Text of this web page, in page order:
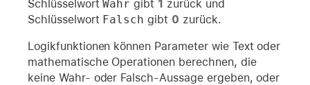
SchlüsselwortWahr gibt 1 zurück und
Schlüsselwort Falsch gibt 0 zurück.
Logikfunktionen können Parameter wie Text oder
mathematische Operationen berechnen, die
keine Wahr- oder Falsch-Aussage ergeben, oder